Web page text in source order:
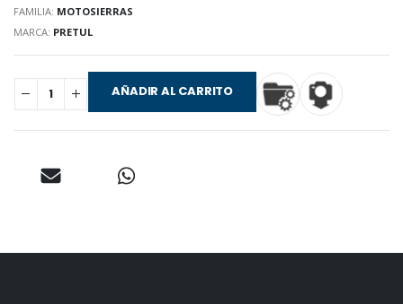
FAMILIA: MOTOSIERRAS
MARCA: PRETUL
AÑADIR AL CARRITO